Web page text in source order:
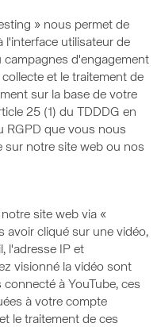
» nous permet de
l'interface utilisateur de
d'engagement
et le traitement de
sur la base de votre
25 (1) du TDDDG en
RGPD que vous nous
sur notre site web ou nos
site web via «
avoir cliqué sur une vidéo,
l'adresse IP et
visionné la vidéo sont
à YouTube, ces
à votre compte
le traitement de ces